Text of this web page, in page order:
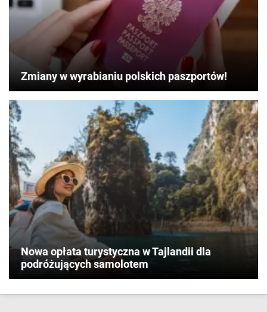
Zmiany w wyrabianiu polskich paszportów!
Nowa opłata turystyczna w Tajlandii dla
podróżujących samolotem